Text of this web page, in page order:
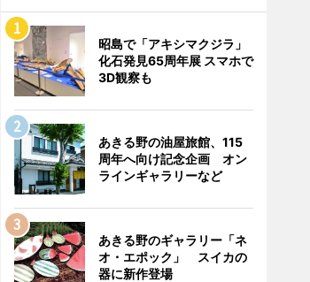
昭島で「アキシマクジラ」
化石発見65周年展 スマホで
3D観察も
あきる野の油屋旅館、115
周年へ向け記念企画 オン
ラインギャラリーなど
あきる野のギャラリー「ネ
オ・エポック」 スイカの
器に新作登場